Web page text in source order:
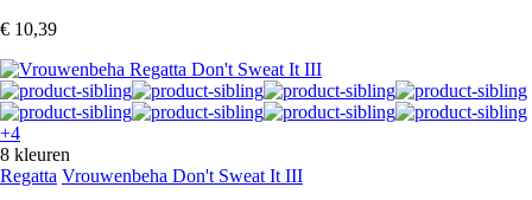
€ 10,39
+4
8 kleuren
Regatta Vrouwenbeha Don't Sweat It III